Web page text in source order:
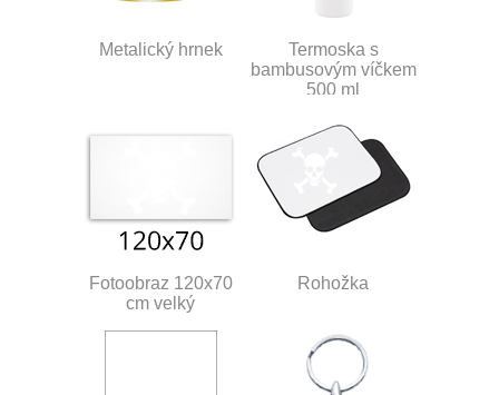
Metalický hrnek
Termoska s
bambusovým víčkem
500 ml
Fotoobraz 120x70
cm velký
Rohožka